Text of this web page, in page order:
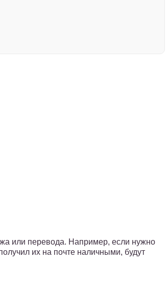
или перевода. Например, если нужно
их на почте наличными, будут